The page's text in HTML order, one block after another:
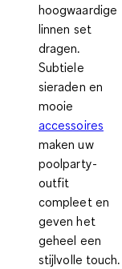
hoogwaardige
linnen set
dragen.
Subtiele
sieraden en
mooie
accessoires
maken uw
poolparty-
outfit
compleet en
geven het
geheel een
stijlvolle touch.